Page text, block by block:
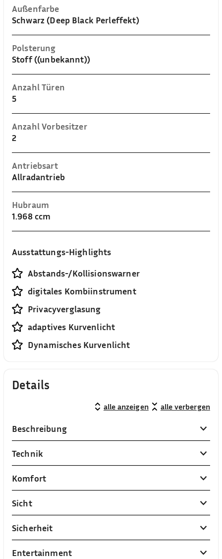
Außenfarbe
Schwarz (Deep Black Perleffekt)
Polsterung
Stoff ((unbekannt))
Anzahl Türen
5
Anzahl Vorbesitzer
2
Antriebsart
Allradantrieb
Hubraum
1.968 ccm
Ausstattungs-Highlights
Abstands-/Kollisionswarner
digitales Kombiinstrument
Privacyverglasung
adaptives Kurvenlicht
Dynamisches Kurvenlicht
Details
alle anzeigen alle verbergen
Beschreibung
Technik
Komfort
Sicht
Sicherheit
Entertainment